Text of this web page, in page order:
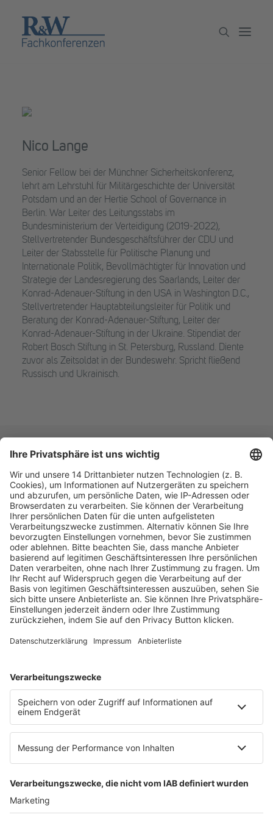
Archiv
Nico Lange
Senior Fellow bei der Münchner Sicherheitskonferenz,
lehrt am Lehrstuhl für Militärgeschichte der Universität
Potsdam und an der Hertie School of Governance in
Berlin. War Leiter des Leitungsstabs im
Bundesministerium der Verteidigung (2019-2022),
Stellvertretender Bundesgeschäftsführer der CDU und
Leiter der Stabsstelle für Politische Planung und
Internationale Politik, Bevollmächtigter für Innovation und
Strategie der Landesregierung des Saarlands, Leiter der
Konrad-Adenauer-Stiftung in den USA in Washington D.C.,
Stellvertretender Hauptabteilungsleiter für Politik und
Beratung der Konrad-Adenauer-Stiftung, Leiter der
Konrad-Adenauer-Stiftung in der Ukraine. Stipendiat der
Robert Bosch Stiftung in St. Petersburg, Russland. Diente
zuvor als Zeitsoldat in der Bundeswehr. Spricht fließend
Russisch und Ukrainisch.
Fachmedien Recht und Wirtschaft
Ein Fachbereich der
dfv Mediengruppe
Mainzer Landstr. 251
60326 Frankfurt am Main
E-Mail:info@ruw.de
Web:https://www.ruw.de
AGB
Datenschutzerklärung
Genderhinweis
Cookie-Einstellungen